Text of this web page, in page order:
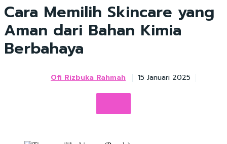
Cara Memilih Skincare yang
Aman dari Bahan Kimia
Berbahaya
Ofi Rizbuka Rahmah 15 Januari 2025